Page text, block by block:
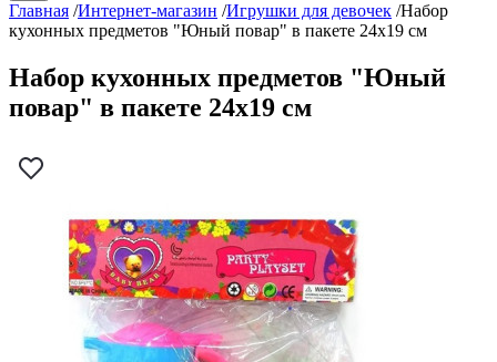
Главная /Интернет-магазин /Игрушки для девочек /Набор
кухонных предметов "Юный повар" в пакете 24х19 см
Набор кухонных предметов "Юный
повар" в пакете 24х19 см